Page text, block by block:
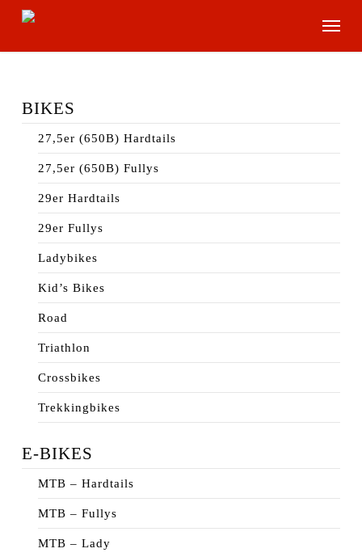
Skip
Menu
BIKES
27,5er (650B) Hardtails
27,5er (650B) Fullys
29er Hardtails
29er Fullys
Ladybikes
Kid’s Bikes
Road
Triathlon
Crossbikes
Trekkingbikes
E-BIKES
MTB – Hardtails
MTB – Fullys
MTB – Lady